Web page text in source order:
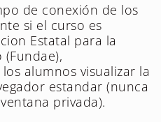
de conexión de los
si el curso es
Estatal para la
alumnos visualizar la
estandar (nunca
privada).